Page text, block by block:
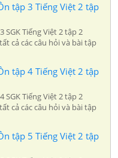
tập 3 Tiếng Việt 2 tập
SGK Tiếng Việt 2 tập 2
cả các câu hỏi và bài tập
tập 4 Tiếng Việt 2 tập
SGK Tiếng Việt 2 tập 2
cả các câu hỏi và bài tập
tập 5 Tiếng Việt 2 tập